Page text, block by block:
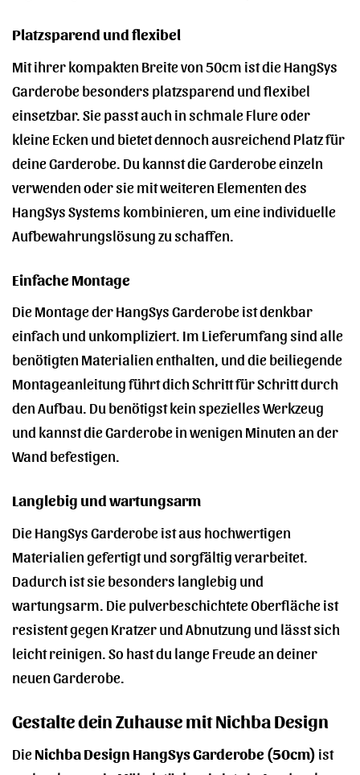
Platzsparend und flexibel
Mit ihrer kompakten Breite von 50cm ist die HangSys
Garderobe besonders platzsparend und flexibel
einsetzbar. Sie passt auch in schmale Flure oder
kleine Ecken und bietet dennoch ausreichend Platz für
deine Garderobe. Du kannst die Garderobe einzeln
verwenden oder sie mit weiteren Elementen des
HangSys Systems kombinieren, um eine individuelle
Aufbewahrungslösung zu schaffen.
Einfache Montage
Die Montage der HangSys Garderobe ist denkbar
einfach und unkompliziert. Im Lieferumfang sind alle
benötigten Materialien enthalten, und die beiliegende
Montageanleitung führt dich Schritt für Schritt durch
den Aufbau. Du benötigst kein spezielles Werkzeug
und kannst die Garderobe in wenigen Minuten an der
Wand befestigen.
Langlebig und wartungsarm
Die HangSys Garderobe ist aus hochwertigen
Materialien gefertigt und sorgfältig verarbeitet.
Dadurch ist sie besonders langlebig und
wartungsarm. Die pulverbeschichtete Oberfläche ist
resistent gegen Kratzer und Abnutzung und lässt sich
leicht reinigen. So hast du lange Freude an deiner
neuen Garderobe.
Gestalte dein Zuhause mit Nichba Design
DieNichba Design HangSys Garderobe (50cm) ist